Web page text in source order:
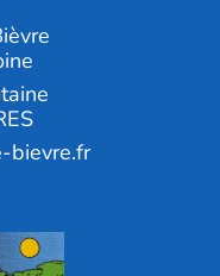
bievre.fr